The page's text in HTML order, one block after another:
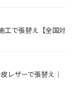
工で張替え【全国対
レザーで張替え｜